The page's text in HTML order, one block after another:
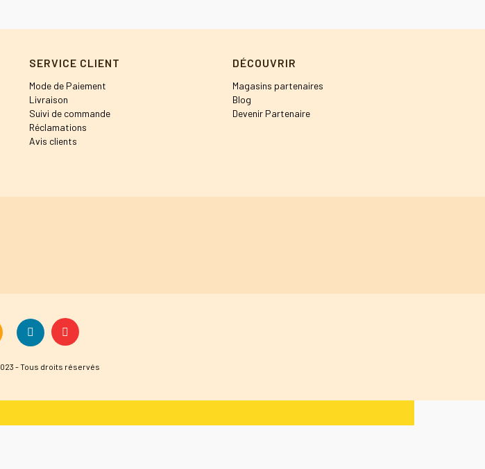
SERVICE CLIENT
Mode de Paiement
Livraison
Suivi de commande
Réclamations
Avis clients
DÉCOUVRIR
Magasins partenaires
Blog
Devenir Partenaire
- Tous droits réservés